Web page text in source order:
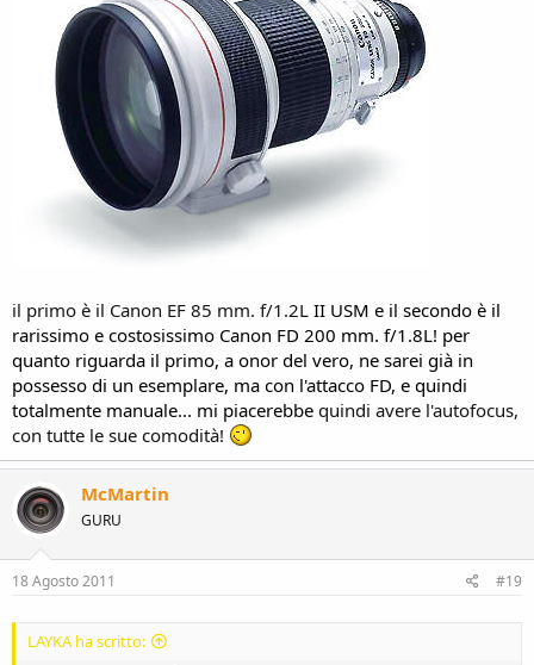
il primo è il Canon EF 85 mm. f/1.2L II USM e il secondo è il
rarissimo e costosissimo Canon FD 200 mm. f/1.8L! per
quanto riguarda il primo, a onor del vero, ne sarei già in
possesso di un esemplare, ma con l'attacco FD, e quindi
totalmente manuale... mi piacerebbe quindi avere l'autofocus,
con tutte le sue comodità!
McMartin
GURU
18 Agosto 2011 #19
LAYKA ha scritto: